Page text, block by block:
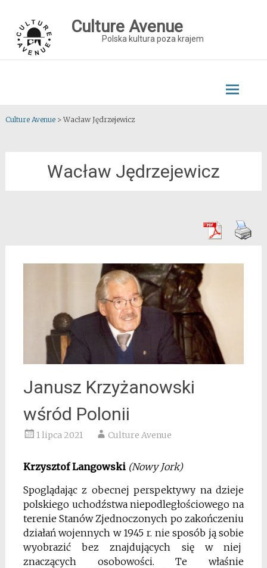
content
Culture Avenue
Polska kultura poza krajem
Culture Avenue> Wacław Jędrzejewicz
Wacław Jędrzejewicz
Janusz Krzyżanowski
wśród Polonii
1 lipca 2021 Culture Avenue
Krzysztof Langowski (Nowy Jork)
Spoglądając z obecnej perspektywy na dzieje
polskiego uchodźstwa niepodległościowego na
terenie Stanów Zjednoczonych po zakończeniu
działań wojennych w 1945 r. nie sposób ją sobie
wyobrazić bez znajdujących się w niej
znaczących osobowości. Te właśnie